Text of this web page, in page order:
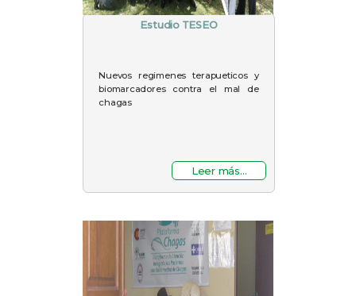
Estudio TESEO
Nuevos regimenes terapueticos y
biomarcadores contra el mal de
chagas
Leer más...